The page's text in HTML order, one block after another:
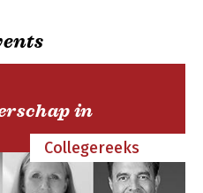
de nieuwe aanpak
schuldhulpverlening
in
Collegereeks